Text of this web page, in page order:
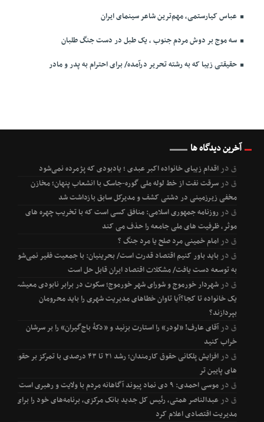
عباس کیارستمی، مهم‌ترین شاعر سینمای ایران
سه موج بر دوش مردم جنوب ، یک طبل در دست جنگ طلبان
حقیقتی زیبا که به رشته تحریر درآمده/ برای احترام به پدر و مادر
آخرین دیدگاه ها
قدراقدام زیبای خانواده اکبر عبدی ؛ یادبودی که پژمرده نمی‌شود
قدرسرقت نفت از خط لوله ملی گوره-جاسک با انشعاب پنهان؛ مخازن
مخفی زیرزمینی در دشتی کشف و مدیرکل سابق بازداشت شد
قدرروزنامه جمهوری اسلامی: منافق کسی است که با تخریب چهره های
موثر، ظرفیت های ملی جامعه را حذف می کند
قدرامام خمینی مرد صلح یا مرد جنگ ؟
قدرباید باور کنیم اقتصاد قدرت است/ بحرینیان: با جمعیت فقیر نمی‌شود
به توسعه دست یافت/ مشکلات اقتصاد ایران قابل حل است
قدرشهردار خورموج و شورای شهر خورموج؛ سکوت در برابر نابودی معیشت
یک خانواده تا کجا؟آیا تاوان خطاهای مدیریت شهری را باید محرومان
بپردازند؟
قدرآقای عارف! «لودر» را استارت بزنید و «دکۀ باج‌گیران» را بر سرشان
خراب کنید
قدر
افزایش پلکانی حقوق کارمندان؛ رشد ۲۱ تا ۴۳ درصدی با تمرکز بر حقوق
های پایین تر
قدرموسی احمدی: ۹ دی نماد پیوند آگاهانه مردم با ولایت و رهبری است
قدرعبدالناصر همتی، رئیس کل جدید بانک مرکزی، برنامه‌های خود را برای
مدیریت اقتصادی اعلام کرد